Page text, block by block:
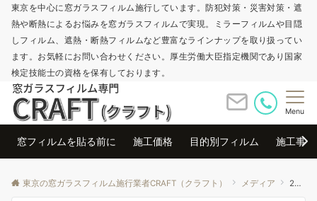
東京を中心に窓ガラスフィルム施行しています。防犯対策・災害対策・遮
熱や断熱によるお悩みを窓ガラスフィルムで実現。ミラーフィルムや目隠
しフィルム、遮熱・断熱フィルムなど豊富なラインナップを取り扱ってい
ます。お気軽にお問い合わせください。厚生労働大臣指定機関であり国家
検定技能士の資格を保有しております。
Menu
窓フィルムを貼る前に 施工価格 目的別フィルム 施工事例
東京の窓ガラスフィルム施行業者CRAFT（クラフト） メディア 20201111154657